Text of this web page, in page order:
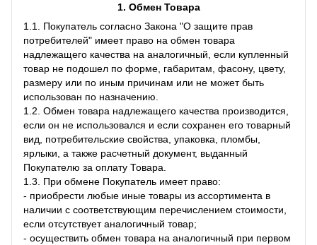
1. Обмен Товара
1.1. Покупатель согласно Закона "О защите прав
потребителей" имеет право на обмен товара
надлежащего качества на аналогичный, если купленный
товар не подошел по форме, габаритам, фасону, цвету,
размеру или по иным причинам или не может быть
использован по назначению.
1.2. Обмен товара надлежащего качества производится,
если он не использовался и если сохранен его товарный
вид, потребительские свойства, упаковка, пломбы,
ярлыки, а также расчетный документ, выданный
Покупателю за оплату Товара.
1.3. При обмене Покупатель имеет право:
- приобрести любые иные товары из ассортимента в
наличии с соответствующим перечислением стоимости,
если отсутствует аналогичный товар;
- осуществить обмен товара на аналогичный при первом